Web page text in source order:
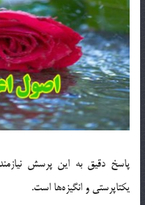
پاسخ دقيق به اين پرسش
يكتاپرستي و انگيزه‌ها است.